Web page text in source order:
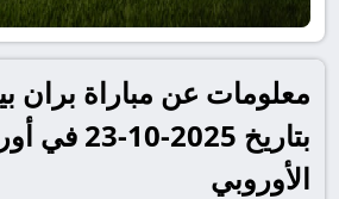
معلومات عن مباراة بران
بتاريخ
الأوروبي